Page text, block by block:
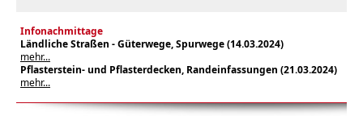
Infonachmittage
Ländliche Straßen - Güterwege, Spurwege (14.03.2024)
mehr...
Pflasterstein- und Pflasterdecken, Randeinfassungen (21.03.2024)
mehr...